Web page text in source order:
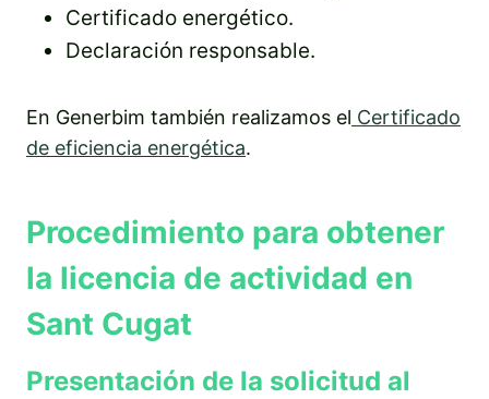
Certificado energético.
Declaración responsable.
En Generbim también realizamos el Certificado
de eficiencia energética.
Procedimiento para obtener
la licencia de actividad en
Sant Cugat
Presentación de la solicitud al